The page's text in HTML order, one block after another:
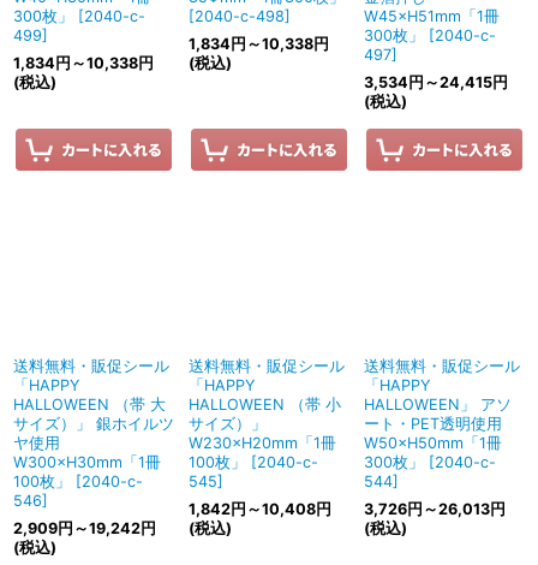
300枚」
[2040-c-
499]
1,834円 ～10,338円
(税込)
[2040-c-498]
1,834円 ～10,338円
(税込)
W45×H51mm「1冊
300枚」
[2040-c-
497]
3,534円 ～24,415円
(税込)
送料無料・販促シール
「HAPPY
HALLOWEEN （帯 大
サイズ）」 銀ホイルツ
ヤ使用
W300×H30mm「1冊
100枚」
[2040-c-
546]
2,909円 ～19,242円
(税込)
送料無料・販促シール
「HAPPY
HALLOWEEN （帯 小
サイズ）」
W230×H20mm「1冊
100枚」
[2040-c-
545]
1,842円 ～10,408円
(税込)
送料無料・販促シール
「HAPPY
HALLOWEEN」 アソ
ート・PET透明使用
W50×H50mm「1冊
300枚」
[2040-c-
544]
3,726円 ～26,013円
(税込)